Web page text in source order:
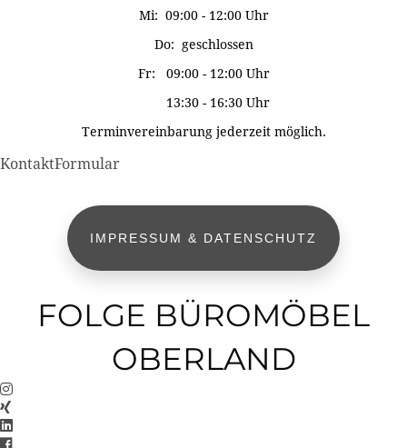
Mi: 09:00 - 12:00 Uhr
Do: geschlossen
Fr: 09:00 - 12:00 Uhr
13:30 - 16:30 Uhr
Terminvereinbarung jederzeit möglich.
KontaktFormular
IMPRESSUM & DATENSCHUTZ
FOLGE BÜROMÖBEL
OBERLAND